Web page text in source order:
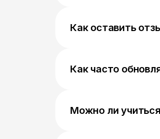
результаты
активность школы в
Как оставить
мнение о программе,
Как часто
качественных
Можно ли